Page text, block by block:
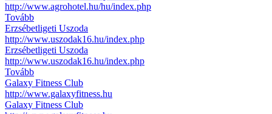
http://www.agrohotel.hu/hu/index.php
Tovább
Erzsébetligeti Uszoda
http://www.uszodak16.hu/index.php
Erzsébetligeti Uszoda
http://www.uszodak16.hu/index.php
Tovább
Galaxy Fitness Club
http://www.galaxyfitness.hu
Galaxy Fitness Club